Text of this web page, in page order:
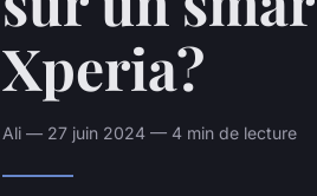
Xperia?
Ali — 27 juin 2024 — 4 min de lecture